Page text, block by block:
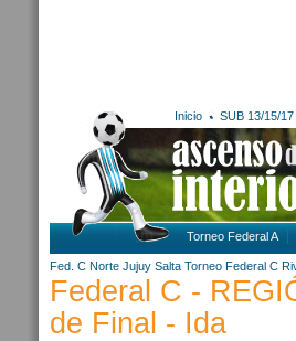
Inicio SUB 13/15/17
Torneo Federal A
Fed. C Norte Jujuy Salta Torneo Federal C
Federal C -
de Final - Ida